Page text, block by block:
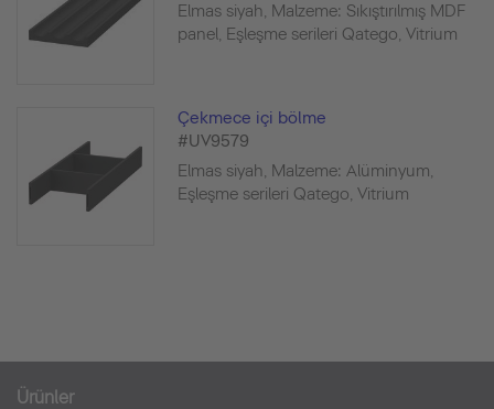
Elmas siyah, Malzeme: Sıkıştırılmış MDF
panel, Eşleşme serileri Qatego, Vitrium
Çekmece içi bölme
#UV9579
Elmas siyah, Malzeme: Alüminyum,
Eşleşme serileri Qatego, Vitrium
Ürünler